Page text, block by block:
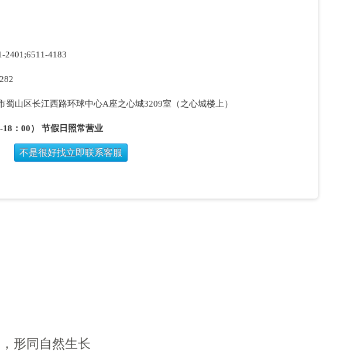
2401;6511-4183
蜀山区长江西路环球中心A座之心城3209室（之心城楼上）
：00） 节假日照常营业
不是很好找立即联系客服
形同自然生长